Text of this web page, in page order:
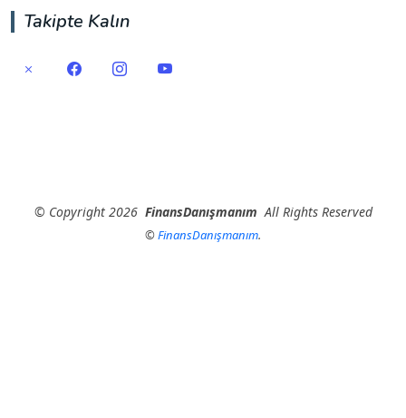
Takipte Kalın
© Copyright2026 FinansDanışmanım All Rights Reserved
©FinansDanışmanım.